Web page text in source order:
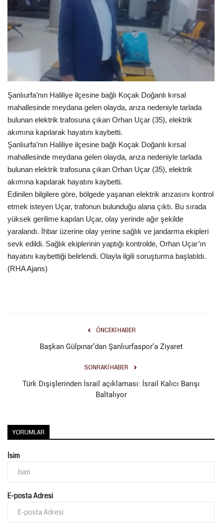
Gündem
Tekno Bilim
Siyaset
Galeriler
Yaşam
Künye
Sağlık
İletişim
Kültür Sanat
Şanlıurfa’nın Haliliye ilçesine bağlı Koçak Doğanlı kırsal
mahallesinde meydana gelen olayda, arıza nedeniyle tarlada
bulunan elektrik trafosuna çıkan Orhan Uçar (35), elektrik
akımına kapılarak hayatını kaybetti.
Şanlıurfa’nın Haliliye ilçesine bağlı Koçak Doğanlı kırsal
mahallesinde meydana gelen olayda, arıza nedeniyle tarlada
bulunan elektrik trafosuna çıkan Orhan Uçar (35), elektrik
akımına kapılarak hayatını kaybetti.
Edinilen bilgilere göre, bölgede yaşanan elektrik arızasını kontrol
etmek isteyen Uçar, trafonun bulunduğu alana çıktı. Bu sırada
yüksek gerilime kapılan Uçar, olay yerinde ağır şekilde
yaralandı. İhbar üzerine olay yerine sağlık ve jandarma ekipleri
sevk edildi. Sağlık ekiplerinin yaptığı kontrolde, Orhan Uçar’ın
hayatını kaybettiği belirlendi. Olayla ilgili soruşturma başlatıldı.
(RHA Ajans)
ÖNCEKI HABER
Başkan Gülpınar’dan Şanlıurfaspor’a Ziyaret
SONRAKI HABER
Türk Dışişlerinden İsrail açıklaması: İsrail Kalıcı Barışı
Baltalıyor
YORUMLAR
İsim
E-posta Adresi